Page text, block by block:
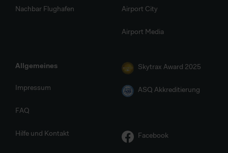
Nachbar Flughafen Airport City
Airport Media
Allgemeines
Impressum
FAQ
Hilfe und Kontakt
Skytrax Award 2025
ASQ Akkreditierung
Facebook